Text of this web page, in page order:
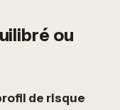
ou
de risque